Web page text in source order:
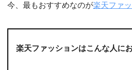
今、最もおすすめなのが楽天ファ
楽天ファッションはこんな人に